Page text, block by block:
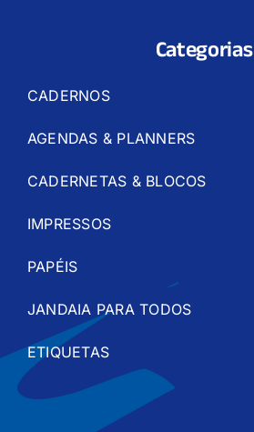
Categorias
CADERNOS
AGENDAS & PLANNERS
CADERNETAS & BLOCOS
IMPRESSOS
PAPÉIS
JANDAIA PARA TODOS
ETIQUETAS